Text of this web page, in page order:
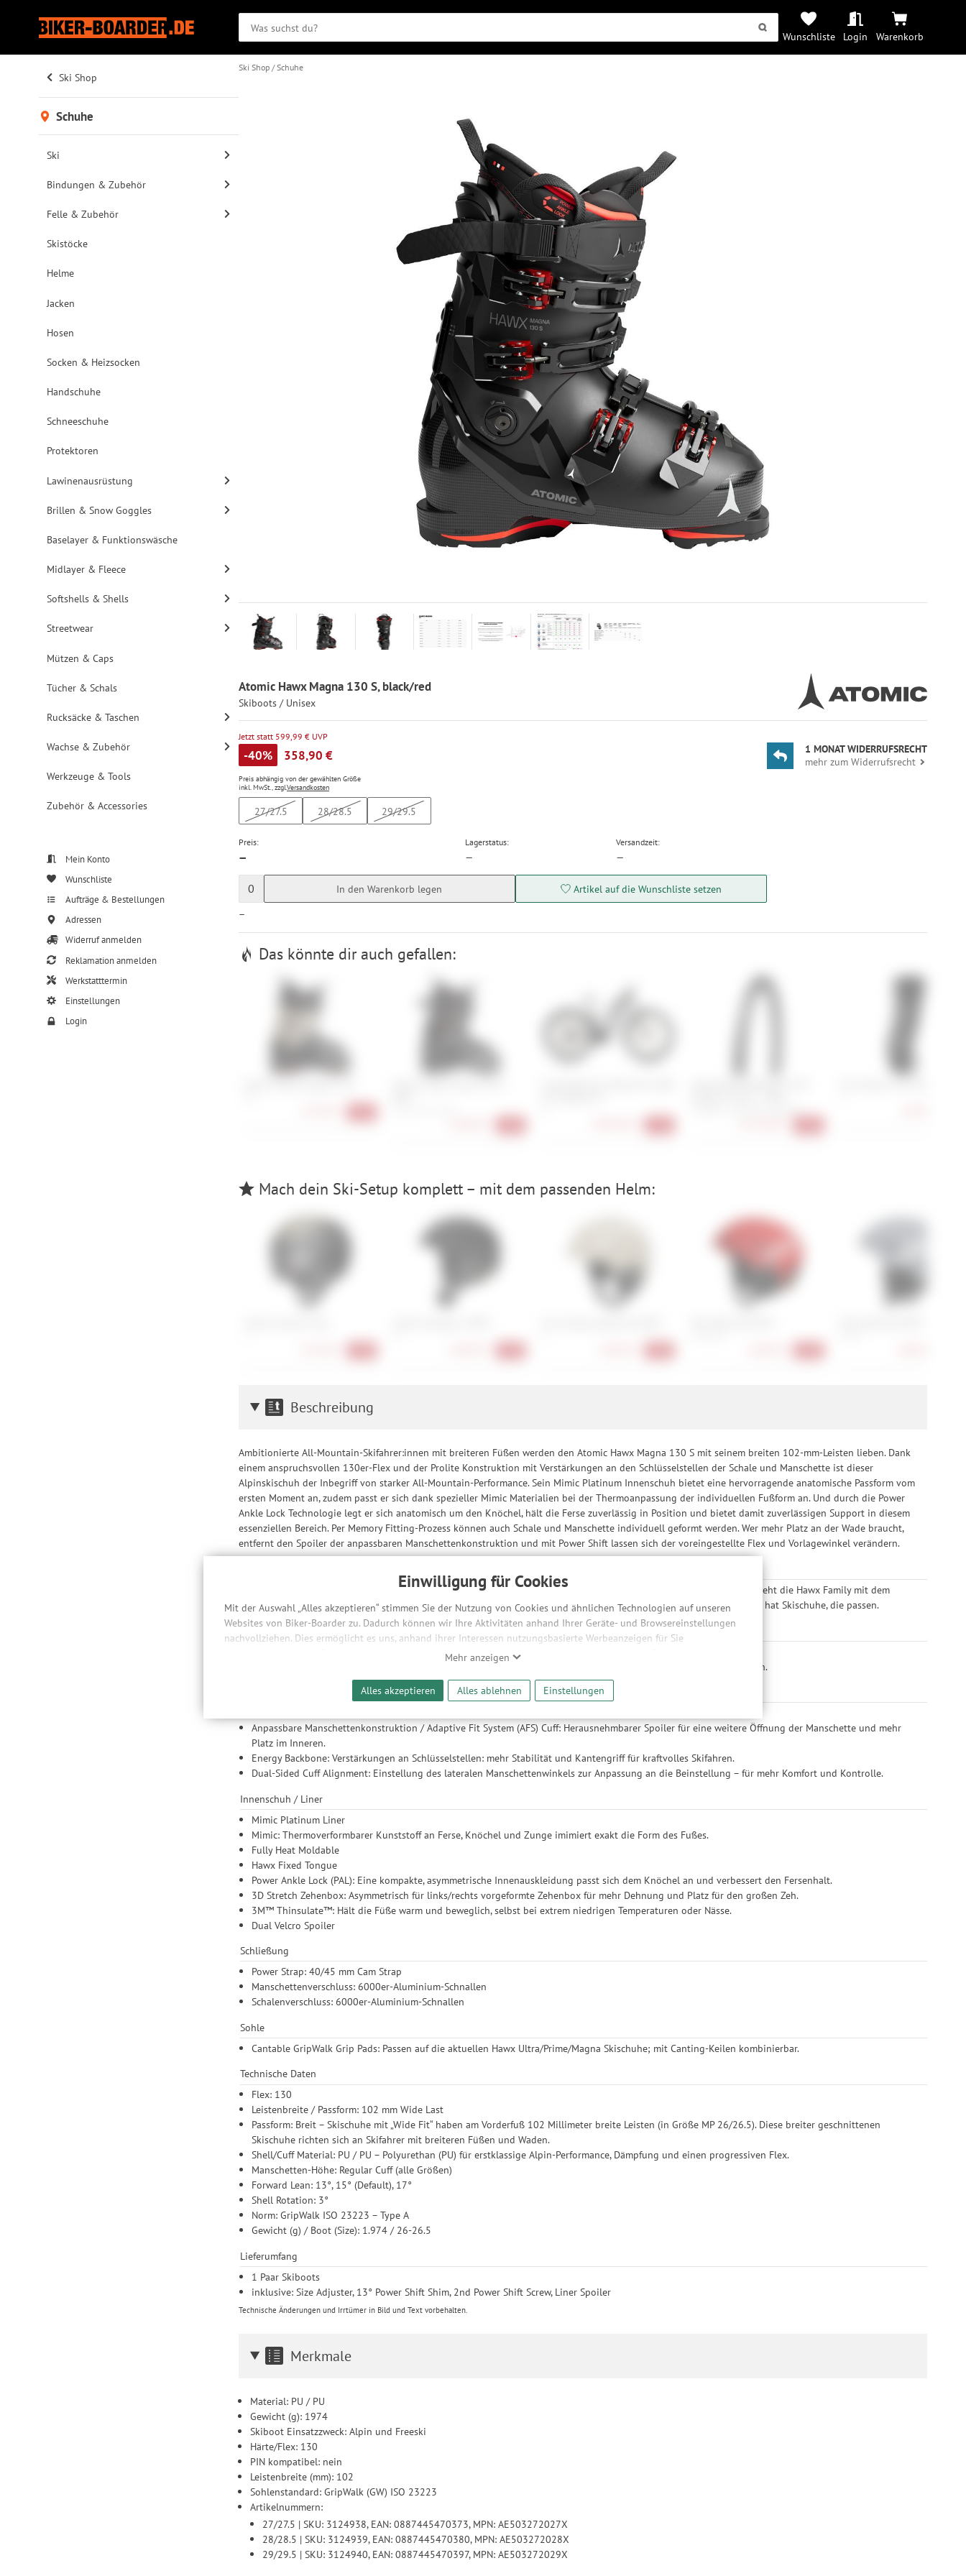
Wunschliste Login Warenkorb
Einwilligung für Cookies
Mit der Auswahl „Alles akzeptieren“ stimmen Sie der Nutzung von Cookies und ähnlichen Technologien auf unseren
Websites von Biker-Boarder zu. Dadurch können wir Ihre Aktivitäten anhand Ihrer Geräte- und Browsereinstellungen
nachvollziehen. Dies ermöglicht es uns, anhand ihrer Interessen nutzungsbasierte Werbeanzeigen für Sie
bereitzustellen sowie Funktionalitäten unserer Website sicherzustellen und stetig zu verbessern. Dabei werden Ihre
Daten auch an Drittanbieter und Werbepartner weitergegeben. Die Verarbeitung erfolgt ausschließlich zum Zwecke
der Einbindung von Streaming-Inhalten und der Durchführung von statistischer Analyse, Reichweitenmessungen,
Produktempfehlungen und nutzungsbasierter Werbung. Informationen zu den einzelnen Funktionen, den
Nutzung unserer Website nicht erforderlich und gilt, bis sie widerrufen wird. Sie können Ihre Einwilligung unter
Einstellungen lediglich für bestimmte Drittanbieter erteilen und jederzeit für die Zukunft widerrufen.
Mehr anzeigen
Alles akzeptieren Alles ablehnen Einstellungen
Ski Shop
Schuhe
Ski
Bindungen & Zubehör
Felle & Zubehör
Skistöcke
Helme
Jacken
Hosen
Socken & Heizsocken
Handschuhe
Schneeschuhe
Protektoren
Lawinenausrüstung
Brillen & Snow Goggles
Baselayer & Funktionswäsche
Midlayer & Fleece
Softshells & Shells
Streetwear
Mützen & Caps
Tücher & Schals
Rucksäcke & Taschen
Wachse & Zubehör
Werkzeuge & Tools
Zubehör & Accessories
Mein Konto
Wunschliste
Aufträge & Bestellungen
Adressen
Widerruf anmelden
Reklamation anmelden
Werkstatttermin
Einstellungen
Login
Ski Shop Schuhe
Atomic Hawx Magna 130 S, black/red
Skiboots / Unisex
Jetzt statt 599,99 € UVP
-40% 358,90 €
Preis abhängig von der gewählten Größe
inkl. MwSt., zzgl.Versandkosten
27/27.5 28/28.5 29/29.5
Preis:
—
Lagerstatus:
—
Versandzeit:
—
0 In den Warenkorb legen Artikel auf die Wunschliste setzen
—
1 MONAT WIDERRUFSRECHT
mehr zum Widerrufsrecht
Das könnte dir auch gefallen:
Mach dein Ski-Setup komplett – mit dem passenden Helm:
Beschreibung
Ambitionierte All-Mountain-Skifahrer:innen mit breiteren Füßen werden den Atomic Hawx Magna 130 S mit seinem breiten 102-mm-Leisten lieben. Dank
einem anspruchsvollen 130er-Flex und der Prolite Konstruktion mit Verstärkungen an den Schlüsselstellen der Schale und Manschette ist dieser
Alpinskischuh der Inbegriff von starker All-Mountain-Performance. Sein Mimic Platinum Innenschuh bietet eine hervorragende anatomische Passform vom
ersten Moment an, zudem passt er sich dank spezieller Mimic Materialien bei der Thermoanpassung der individuellen Fußform an. Und durch die Power
Ankle Lock Technologie legt er sich anatomisch um den Knöchel, hält die Ferse zuverlässig in Position und bietet damit zuverlässigen Support in diesem
essenziellen Bereich. Per Memory Fitting-Prozess können auch Schale und Manschette individuell geformt werden. Wer mehr Platz an der Wade braucht,
entfernt den Spoiler der anpassbaren Manschettenkonstruktion und mit Power Shift lassen sich der voreingestellte Flex und Vorlagewinkel verändern.
Skischuhe sind die wichtigste Schnittstelle zwischen Skifahrer und Schnee. Passform, Komfort, Performance – dafür steht die Hawx Family mit dem
schmalen Hawx Ultra, mittelbreiten Hawx Prime und breiten Hawx Magna. Unabhängig von deiner Fußform – Atomic hat Skischuhe, die passen.
Schale / Shell
Prolite: Revolutionäre leichte Konstruktion mit unterstützenden Verstärkungen an den Schlüsselstellen.
Memory Fit: Mit der Thermo-Skischuhanpassung lassen sich Schale, Manschette & Innenschuh schnell feinabstimmen.
Anpassbare Manschettenkonstruktion / Adaptive Fit System (AFS) Cuff: Herausnehmbarer Spoiler für eine weitere Öffnung der Manschette und mehr
Platz im Inneren.
Energy Backbone: Verstärkungen an Schlüsselstellen: mehr Stabilität und Kantengriff für kraftvolles Skifahren.
Dual-Sided Cuff Alignment: Einstellung des lateralen Manschettenwinkels zur Anpassung an die Beinstellung – für mehr Komfort und Kontrolle.
Innenschuh / Liner
Mimic Platinum Liner
Mimic: Thermoverformbarer Kunststoff an Ferse, Knöchel und Zunge imimiert exakt die Form des Fußes.
Fully Heat Moldable
Hawx Fixed Tongue
Power Ankle Lock (PAL): Eine kompakte, asymmetrische Innenauskleidung passt sich dem Knöchel an und verbessert den Fersenhalt.
3D Stretch Zehenbox: Asymmetrisch für links/rechts vorgeformte Zehenbox für mehr Dehnung und Platz für den großen Zeh.
3M™ Thinsulate™: Hält die Füße warm und beweglich, selbst bei extrem niedrigen Temperaturen oder Nässe.
Dual Velcro Spoiler
Schließung
Power Strap: 40/45 mm Cam Strap
Manschettenverschluss: 6000er-Aluminium-Schnallen
Schalenverschluss: 6000er-Aluminium-Schnallen
Sohle
Cantable GripWalk Grip Pads: Passen auf die aktuellen Hawx Ultra/Prime/Magna Skischuhe; mit Canting-Keilen kombinierbar.
Technische Daten
Flex: 130
Leistenbreite / Passform: 102 mm Wide Last
Passform: Breit – Skischuhe mit „Wide Fit“ haben am Vorderfuß 102 Millimeter breite Leisten (in Größe MP 26/26.5). Diese breiter geschnittenen
Skischuhe richten sich an Skifahrer mit breiteren Füßen und Waden.
Shell/Cuff Material: PU / PU – Polyurethan (PU) für erstklassige Alpin-Performance, Dämpfung und einen progressiven Flex.
Manschetten-Höhe: Regular Cuff (alle Größen)
Forward Lean: 13°, 15° (Default), 17°
Shell Rotation: 3°
Norm: GripWalk ISO 23223 – Type A
Gewicht (g) / Boot (Size): 1.974 / 26-26.5
Lieferumfang
1 Paar Skiboots
inklusive: Size Adjuster, 13° Power Shift Shim, 2nd Power Shift Screw, Liner Spoiler
Technische Änderungen und Irrtümer in Bild und Text vorbehalten.
Merkmale
Material: PU / PU
Gewicht (g): 1974
Skiboot Einsatzzweck: Alpin und Freeski
Härte/Flex: 130
PIN kompatibel: nein
Leistenbreite (mm): 102
Sohlenstandard: GripWalk (GW) ISO 23223
Artikelnummern:
27/27.5 | SKU: 3124938, EAN: 0887445470373, MPN: AE503272027X
28/28.5 | SKU: 3124939, EAN: 0887445470380, MPN: AE503272028X
29/29.5 | SKU: 3124940, EAN: 0887445470397, MPN: AE503272029X